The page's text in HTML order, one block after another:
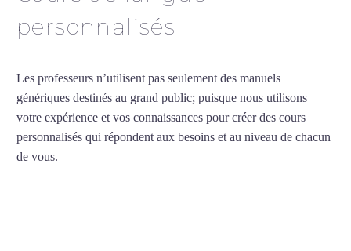
personnalisés
Les professeurs n’utilisent pas seulement des manuels
génériques destinés au grand public; puisque nous utilisons
votre expérience et vos connaissances pour créer des cours
personnalisés qui répondent aux besoins et au niveau de chacun
de vous.